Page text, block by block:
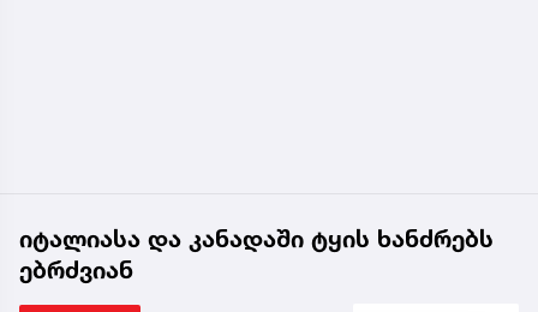
იტალიასა და კანადაში ტყის ხანძრებს
ებრძვიან